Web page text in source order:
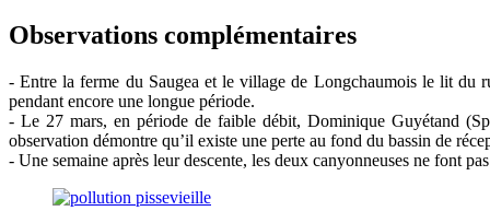
Observations complémentaires
- Entre la ferme du Saugea et le village de Longchaumois le lit du
pendant encore une longue période.
- Le 27 mars, en période de faible débit, Dominique Guyétand
observation démontre qu’il existe une perte au fond du bassin de
- Une semaine après leur descente, les deux canyonneuses ne font